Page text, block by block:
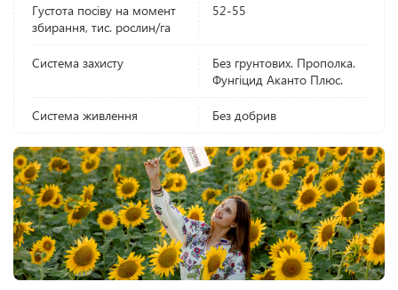
Густота посіву на момент
збирання, тис. рослин/га
52-55
Система захисту
Без грунтових. Прополка.
Фунгіцид Аканто Плюс.
Система живлення Без добрив